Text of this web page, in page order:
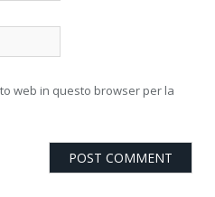
web in questo browser per la